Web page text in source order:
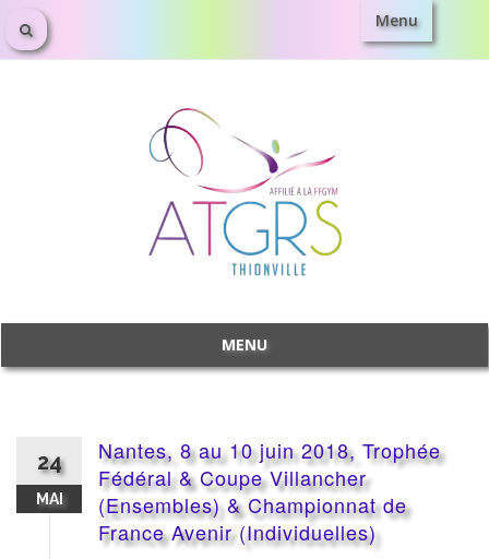
Menu
Aller
MENU
Aller
24
MAI
Nantes, 8 au 10 juin 2018, Trophée
Fédéral & Coupe Villancher
(Ensembles) & Championnat de
France Avenir (Individuelles)